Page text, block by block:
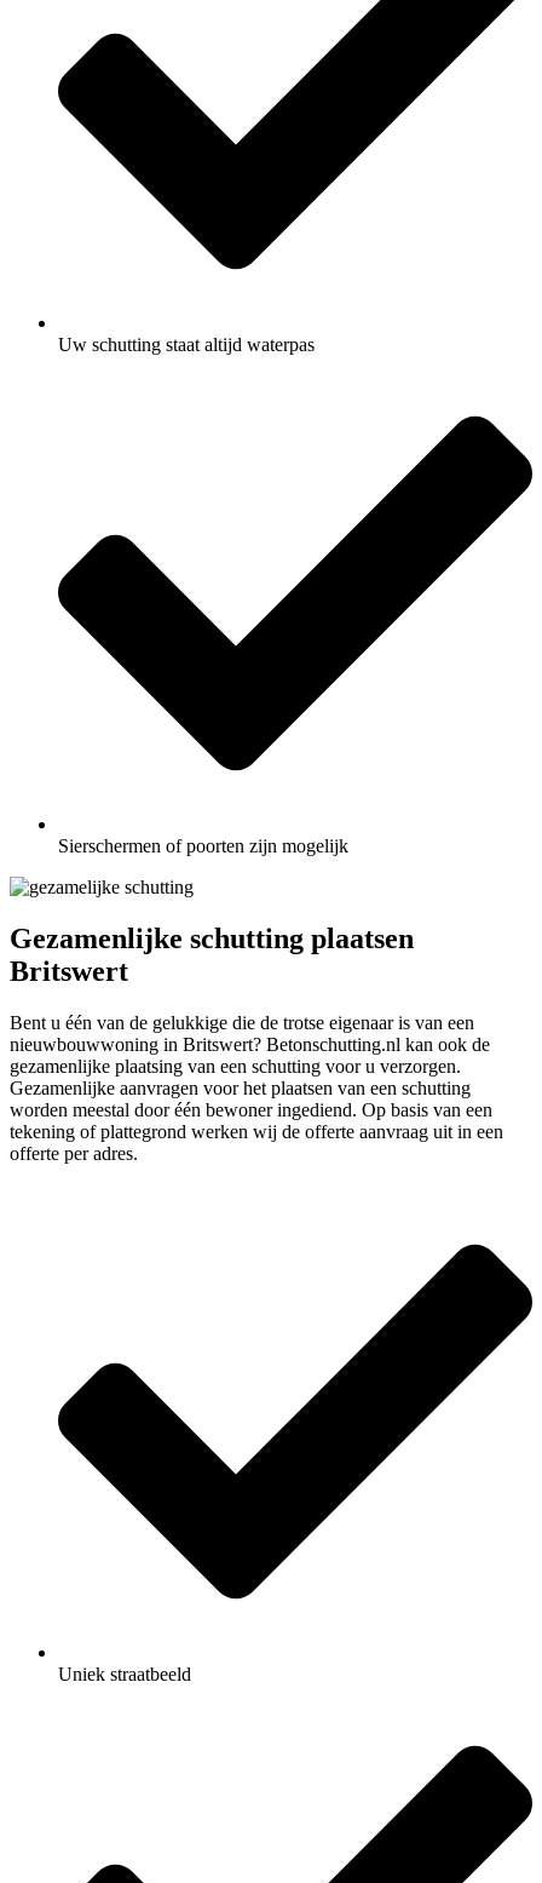
Uw schutting staat altijd waterpas
Sierschermen of poorten zijn mogelijk
Gezamenlijke schutting plaatsen
Britswert
Bent u één van de gelukkige die de trotse eigenaar is van een
nieuwbouwwoning in Britswert? Betonschutting.nl kan ook de
gezamenlijke plaatsing van een schutting voor u verzorgen.
Gezamenlijke aanvragen voor het plaatsen van een schutting
worden meestal door één bewoner ingediend. Op basis van een
tekening of plattegrond werken wij de offerte aanvraag uit in een
offerte per adres.
Uniek straatbeeld